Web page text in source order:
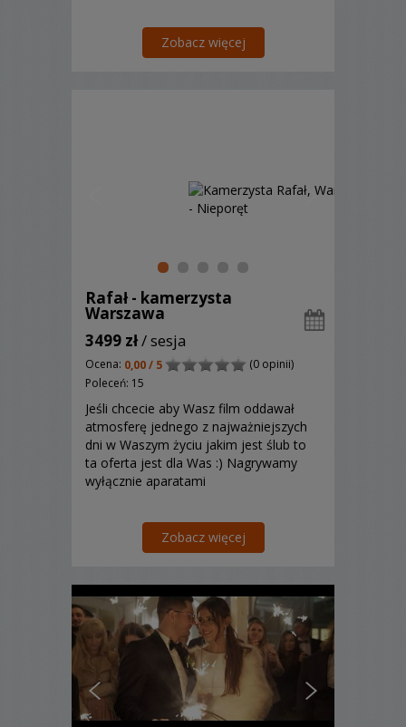
Zobacz więcej
Rafał - kamerzysta
Warszawa
3499 zł/ sesja
Ocena: 0,00 / 5
(0 opinii)
Poleceń: 15
Jeśli chcecie aby Wasz film oddawał
atmosferę jednego z najważniejszych
dni w Waszym życiu jakim jest ślub to
ta oferta jest dla Was :) Nagrywamy
wyłącznie aparatami
Zobacz więcej